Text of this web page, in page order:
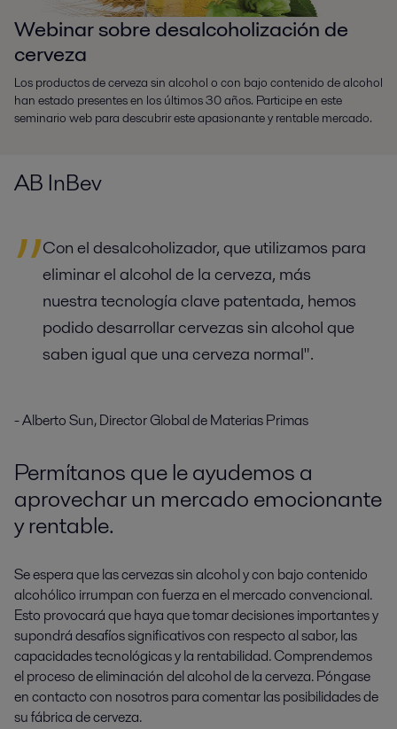
Webinar sobre desalcoholización de
cerveza
Los productos de cerveza sin alcohol o con bajo contenido de alcohol
han estado presentes en los últimos 30 años. Participe en este
seminario web para descubrir este apasionante y rentable mercado.
AB InBev
Con el desalcoholizador, que utilizamos para
eliminar el alcohol de la cerveza, más
nuestra tecnología clave patentada, hemos
podido desarrollar cervezas sin alcohol que
saben igual que una cerveza normal".
- Alberto Sun, Director Global de Materias Primas
Permítanos que le ayudemos a
aprovechar un mercado emocionante
y rentable.
Se espera que las cervezas sin alcohol y con bajo contenido
alcohólico irrumpan con fuerza en el mercado convencional.
Esto provocará que haya que tomar decisiones importantes y
supondrá desafíos significativos con respecto al sabor, las
capacidades tecnológicas y la rentabilidad. Comprendemos
el proceso de eliminación del alcohol de la cerveza. Póngase
en contacto con nosotros para comentar las posibilidades de
su fábrica de cerveza.